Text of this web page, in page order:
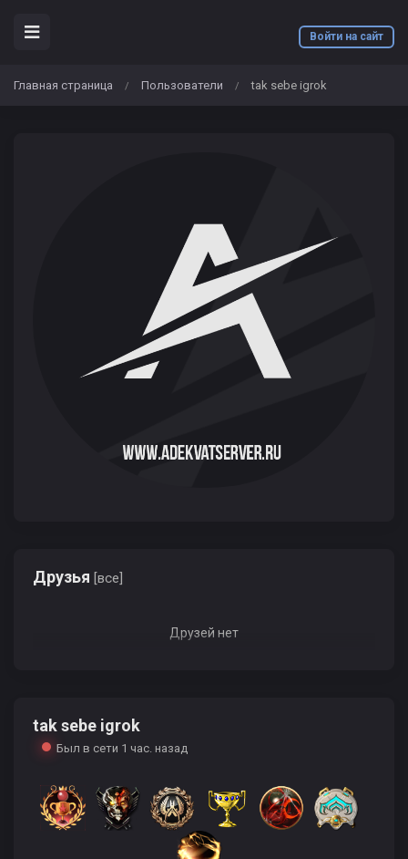
Войти на сайт
Главная страница / Пользователи / tak sebe igrok
Друзья [все]
Друзей нет
tak sebe igrok
Был в сети 1 час. назад